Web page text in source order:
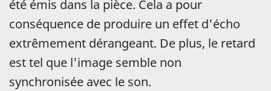
été émis dans la pièce. Cela a pour
conséquence de produire un effet d'écho
extrêmement dérangeant. De plus, le retard
est tel que l'image semble non
synchronisée avec le son.